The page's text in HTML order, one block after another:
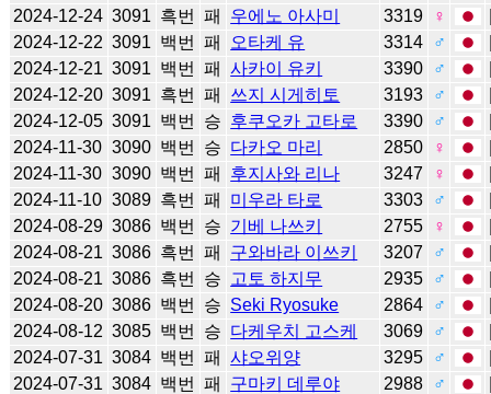
2024-12-24 3091 흑번 패 우에노 아사미 3319 ♀
2024-12-22 3091 백번 패 오타케 유 3314 ♂
2024-12-21 3091 백번 패 사카이 유키 3390 ♂
2024-12-20 3091 흑번 패 쓰지 시게히토 3193 ♂
2024-12-05 3091 백번 승 후쿠오카 고타로 3390 ♂
2024-11-30 3090 백번 승 다카오 마리 2850 ♀
2024-11-30 3090 백번 패 후지사와 리나 3247 ♀
2024-11-10 3089 흑번 패 미우라 타로 3303 ♂
2024-08-29 3086 백번 승 기베 나쓰키 2755 ♀
2024-08-21 3086 흑번 패 구와바라 이쓰키 3207 ♂
2024-08-21 3086 흑번 승 고토 하지무 2935 ♂
2024-08-20 3086 백번 승 Seki Ryosuke 2864 ♂
2024-08-12 3085 백번 승 다케우치 고스케 3069 ♂
2024-07-31 3084 백번 패 샤오위양 3295 ♂
2024-07-31 3084 백번 패 구마키 데루야 2988 ♂